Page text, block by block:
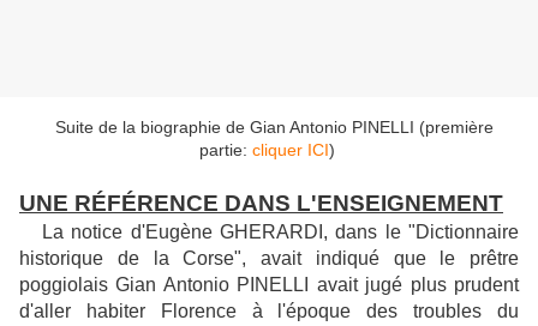
Suite de la biographie de Gian Antonio PINELLI (première
partie: cliquer ICI)
UNE RÉFÉRENCE DANS L'ENSEIGNEMENT
La notice d'Eugène GHERARDI, dans le "Dictionnaire
historique de la Corse", avait indiqué que le prêtre
poggiolais Gian Antonio PINELLI avait jugé plus prudent
d'aller habiter Florence à l'époque des troubles du